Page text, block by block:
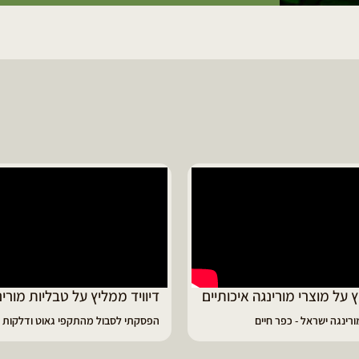
ממליץ על טבליות מורינגה
לסבול מהתקפי גאוט ודלקות
מוריה ממליצה
פיתרון מעולה לאמהות ולחיזוק הגוף